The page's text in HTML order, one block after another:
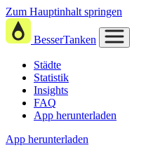
Zum Hauptinhalt springen
BesserTanken
Städte
Statistik
Insights
FAQ
App herunterladen
App herunterladen